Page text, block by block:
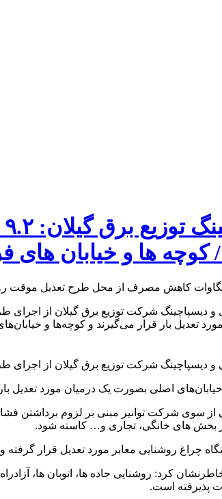
/ كوچه ها و خیابان
و دیسپاچینگ شرکت توزیع برق گیلان از
تعدیل بار قرار می‌گیرند و کوچه‌ها و
و دیسپاچینگ شرکت توزیع برق گیلان از اجرای
اصلی بصورت یک درمیان مورد
سوی شرکت توانیر مبنی بر لزوم برداشتن
بخش های خانگی، تجاری و… کاسته شود.
کرد: روشنایی جاده ها، اتوبان ها،
پذیرفته است.